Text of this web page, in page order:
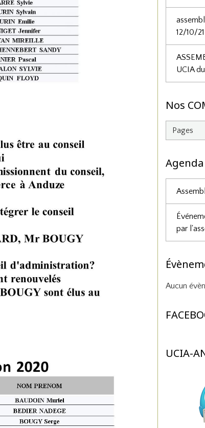
12/10/21
UCIA du
Nos
Agenda
par
Aucun
UCIA-